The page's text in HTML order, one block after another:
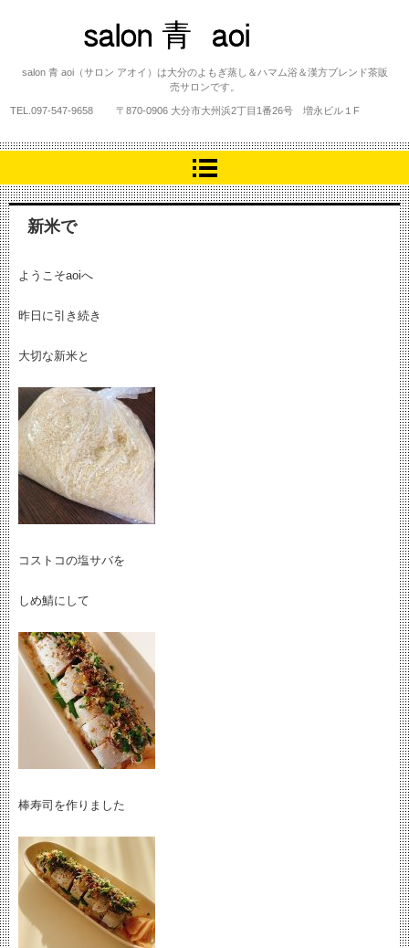
salon 青 aoi
salon 青 aoi（サロン アオイ）は大分のよもぎ蒸し＆ハマム浴＆漢方ブレンド茶販
売サロンです。
TEL. 097-547-9658 〒870-0906 大分市大州浜2丁目1番26号 増永ビル１F
新米で
ようこそaoiへ
昨日に引き続き
大切な新米と
コストコの塩サバを
しめ鯖にして
棒寿司を作りました